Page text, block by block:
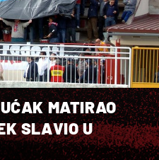
MATIRAO
SLAVIO U